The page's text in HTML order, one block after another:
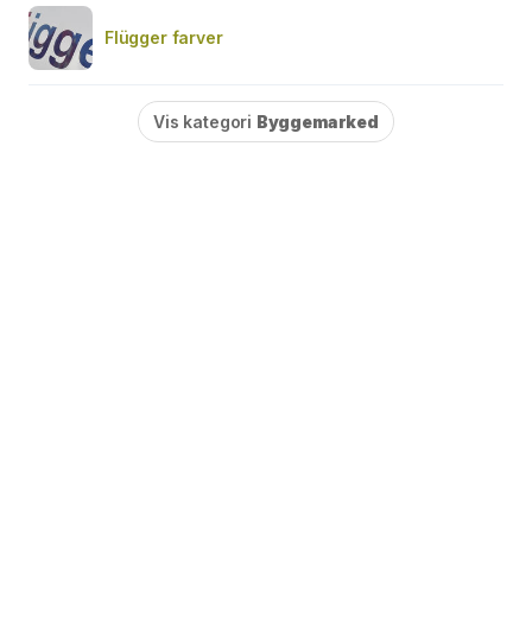
Flügger farver
Vis kategori Byggemarked